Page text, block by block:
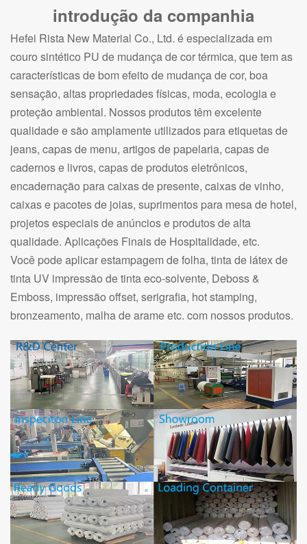
introdução da companhia
Hefei Rista New Material Co., Ltd. é especializada em
couro sintético PU de mudança de cor térmica, que tem as
características de bom efeito de mudança de cor, boa
sensação, altas propriedades físicas, moda, ecologia e
proteção ambiental. Nossos produtos têm excelente
qualidade e são amplamente utilizados para etiquetas de
jeans, capas de menu, artigos de papelaria, capas de
cadernos e livros, capas de produtos eletrônicos,
encadernação para caixas de presente, caixas de vinho,
caixas e pacotes de joias, suprimentos para mesa de hotel,
projetos especiais de anúncios e produtos de alta
qualidade. Aplicações Finais de Hospitalidade, etc.
Você pode aplicar estampagem de folha, tinta de látex de
tinta UV impressão de tinta eco-solvente, Deboss &
Emboss, impressão offset, serigrafia, hot stamping,
bronzeamento, malha de arame etc. com nossos produtos.